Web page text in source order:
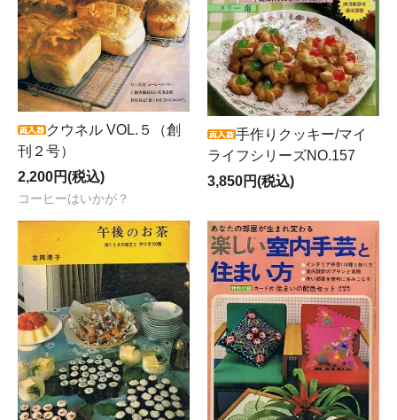
クウネル VOL.５（創
刊２号）
2,200円(税込)
コーヒーはいかが？
手作りクッキー/マイ
ライフシリーズNO.157
3,850円(税込)